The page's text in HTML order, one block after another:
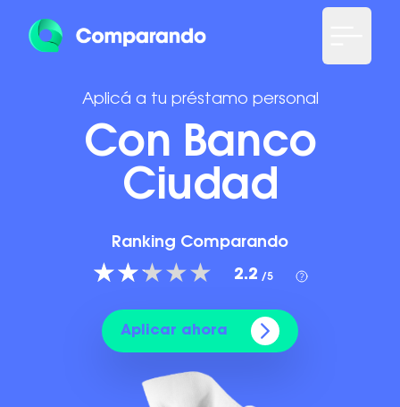
Aplicá a tu préstamo personal
Con Banco
Ciudad
Ranking Comparando
2.2 /5
Aplicar ahora